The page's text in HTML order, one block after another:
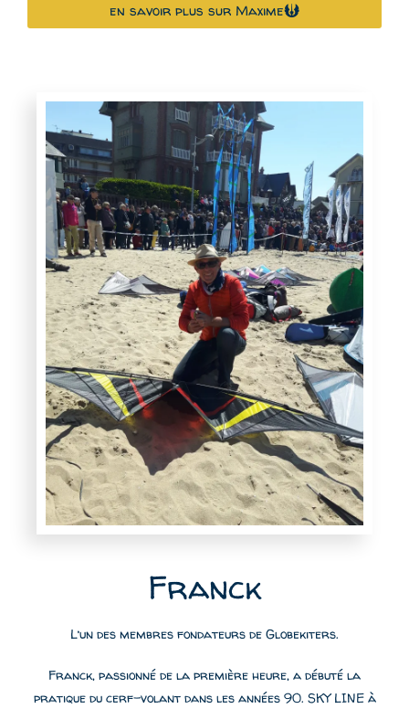
en savoir plus sur Maxime
Franck
L’un des membres fondateurs de Globekiters.
Franck, passionné de la première heure, a débuté la
pratique du cerf-volant dans les années 90. SKY LINE à